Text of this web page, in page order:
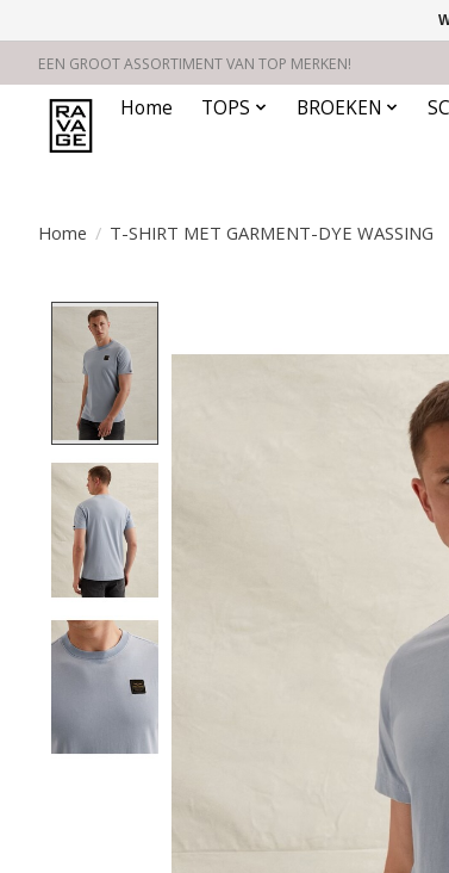
EEN GROOT ASSORTIMENT VAN TOP MERKEN!
Home TOPS BROEKEN
Home / T-SHIRT MET GARMENT-DYE WASSING